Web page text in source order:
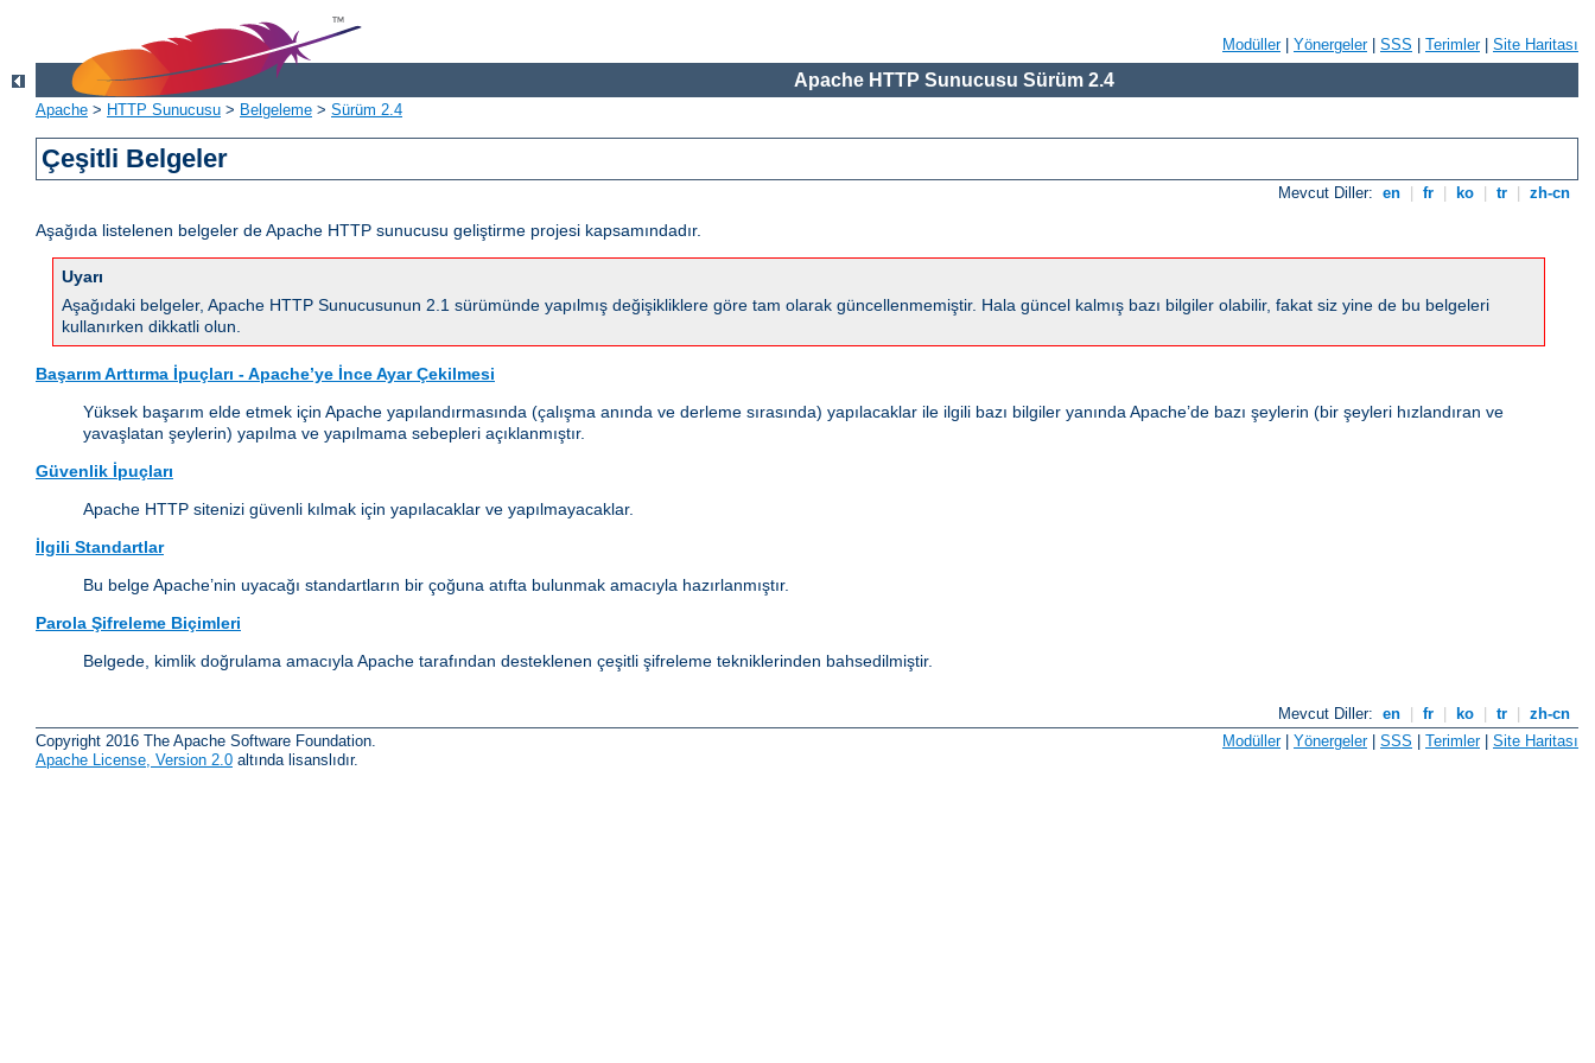
Modüller| Yönergeler| SSS Terimler| Site Haritası
Apache HTTP Sunucusu Sürüm 2.4
Apache > HTTP Sunucusu > Belgeleme > Sürüm 2.4
Çeşitli Belgeler
Mevcut Diller: en fr ko tr zh-cn
Aşağıda listelenen belgeler de Apache HTTP sunucusu geliştirme projesi kapsamındadır.
Uyarı
Aşağıdaki belgeler, Apache HTTP Sunucusunun 2.1 sürümünde yapılmış değişikliklere göre tam olarak güncellenmemiştir. Hala güncel kalmış bazı bilgiler olabilir, fakat siz yine de bu belgeleri
kullanırken dikkatli olun.
Başarım Arttırma İpuçları - Apache’ye İnce Ayar Çekilmesi
Yüksek başarım elde etmek için Apache yapılandırmasında (çalışma anında ve derleme sırasında) yapılacaklar ile ilgili bazı bilgiler yanında Apache’de bazı şeylerin (bir şeyleri hızlandıran ve
yavaşlatan şeylerin) yapılma ve yapılmama sebepleri açıklanmıştır.
Güvenlik İpuçları
Apache HTTP sitenizi güvenli kılmak için yapılacaklar ve yapılmayacaklar.
İlgili Standartlar
Bu belge Apache’nin uyacağı standartların bir çoğuna atıfta bulunmak amacıyla hazırlanmıştır.
Parola Şifreleme Biçimleri
Belgede, kimlik doğrulama amacıyla Apache tarafından desteklenen çeşitli şifreleme tekniklerinden bahsedilmiştir.
Mevcut Diller: en fr ko tr
zh-cn
Copyright 2016 The Apache Software Foundation.
Apache License, Version 2.0 altında lisanslıdır.
Modüller| Yönergeler| SSS | Terimler| Site Haritası